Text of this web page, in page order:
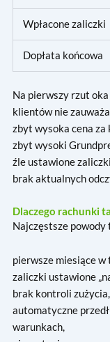
Wpłacone zaliczki
Dopłata końcowa
Na pierwszy rzut
klientów nie
zbyt wysoka cena za
zbyt wysoki
źle ustawione
brak aktualnych
Dlaczego rachunki
Najczęstsze powody
pierwsze miesiące
zaliczki ustawione
brak kontroli zużycia,
automatyczne
warunkach,